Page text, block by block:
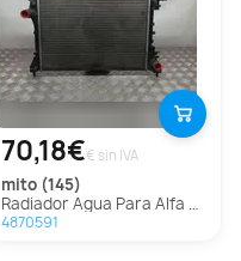
70,18€€ sin IVA
mito (145)
Radiador Agua Para Alfa Romeo Mito
4870591